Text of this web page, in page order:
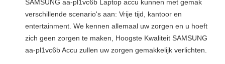
SAMSUNG aa-pl1vc6b Laptop accu kunnen met gemak
verschillende scenario's aan: Vrije tijd, kantoor en
entertainment. We kennen allemaal uw zorgen en u hoeft
zich geen zorgen te maken, Hoogste Kwaliteit SAMSUNG
aa-pl1vc6b Accu zullen uw zorgen gemakkelijk verlichten.